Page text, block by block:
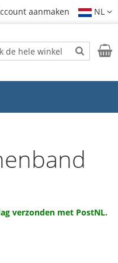
aanmaken NL
Zoek
verzonden met PostNL.